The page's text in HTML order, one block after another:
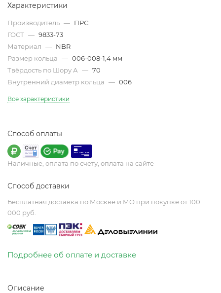
Характеристики
Производитель — ПРС
ГОСТ — 9833-73
Материал — NBR
Размер кольца — 006-008-1,4 мм
Твёрдость по Шору А — 70
Внутренний диаметр кольца — 006
Все характеристики
Способ оплаты
Наличные, оплата по счету, оплата на сайте
Способ доставки
Бесплатная доставка по Москве и МО при покупке от 100
000 руб.
Подробнее об оплате и доставке
Описание